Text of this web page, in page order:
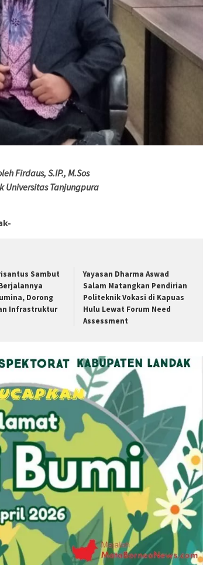
Firdaus, S.IP., M.Sos
Universitas Tanjungpura
Sambut
Dorong
Infrastruktur
Yayasan Dharma Aswad
Salam Matangkan Pendirian
Politeknik Vokasi di Kapuas
Hulu Lewat Forum Need
Assessment